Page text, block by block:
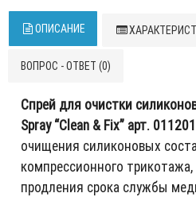
ОПИСАНИЕ
ВОПРОС - ОТВЕТ (0)
Спрей для очистки
Spray “Clean & Fix” арт. 011201
очищения силиконовых
компрессионного
продления срока службы